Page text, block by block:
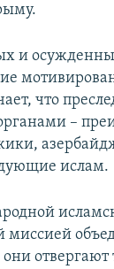
и
что
–
ислам.